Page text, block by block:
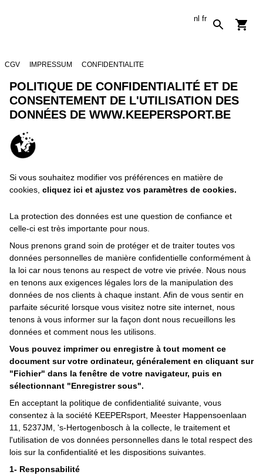
nl fr
CGV IMPRESSUM CONFIDENTIALITE
POLITIQUE DE CONFIDENTIALITÉ ET DE
CONSENTEMENT DE L'UTILISATION DES
DONNÉES DE WWW.KEEPERSPORT.BE
Si vous souhaitez modifier vos préférences en matière de
cookies, cliquez ici et ajustez vos paramètres de cookies.
La protection des données est une question de confiance et
celle-ci est très importante pour nous.
Nous prenons grand soin de protéger et de traiter toutes vos
données personnelles de manière confidentielle conformément à
la loi car nous tenons au respect de votre vie privée. Nous nous
en tenons aux exigences légales lors de la manipulation des
données de nos clients à chaque instant. Afin de vous sentir en
parfaite sécurité lorsque vous visitez notre site internet, nous
tenons à vous informer sur la façon dont nous recueillons les
données et comment nous les utilisons.
Vous pouvez imprimer ou enregistre à tout moment ce
document sur votre ordinateur, généralement en cliquant sur
​"Fichier" dans la fenêtre de votre navigateur, puis en
sélectionnant "Enregistrer sous".
En acceptant la politique de confidentialité suivante, vous
consentez à la société KEEPERsport, Meester Happensoenlaan
11, 5237JM, 's-Hertogenbosch à la collecte, le traitement et
l'utilisation de vos données personnelles dans le total respect des
lois sur la confidentialité et les dispositions suivantes.
1- Responsabilité